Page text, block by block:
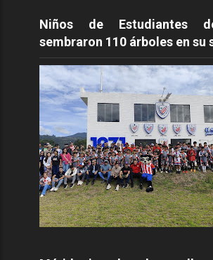
Niños de Estudiantes
sembraron 110 árboles en su